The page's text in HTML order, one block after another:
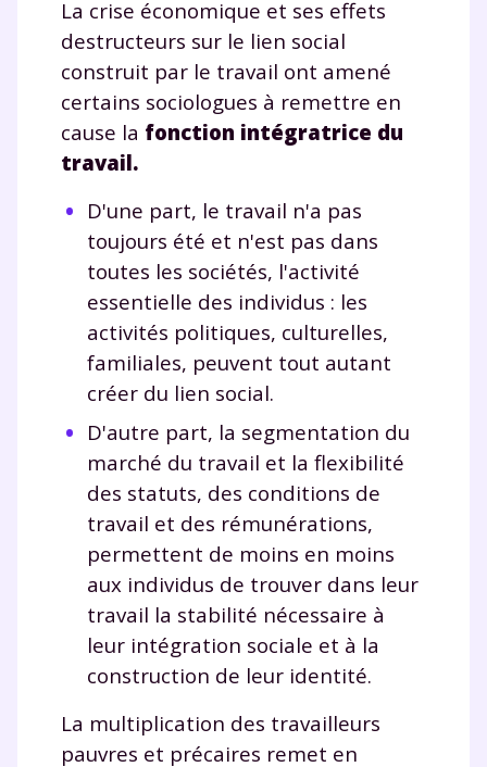
La crise économique et ses effets
destructeurs sur le lien social
construit par le travail ont amené
certains sociologues à remettre en
cause la fonction intégratrice du
travail.
D'une part, le travail n'a pas
toujours été et n'est pas dans
toutes les sociétés, l'activité
essentielle des individus : les
activités politiques, culturelles,
familiales, peuvent tout autant
créer du lien social.
D'autre part, la segmentation du
marché du travail et la flexibilité
des statuts, des conditions de
travail et des rémunérations,
permettent de moins en moins
aux individus de trouver dans leur
travail la stabilité nécessaire à
leur intégration sociale et à la
construction de leur identité.
La multiplication des travailleurs
pauvres et précaires remet en